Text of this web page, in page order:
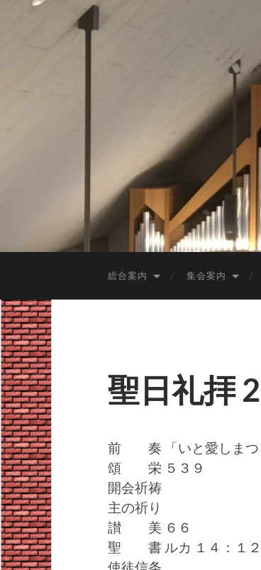
総合案内 集会案内
聖日礼拝
前 奏 「いと愛しまつ
頌 栄 ５３９
開会祈祷
主の祈り
讃 美 ６６
聖 書 ルカ １４：１２
使徒信条